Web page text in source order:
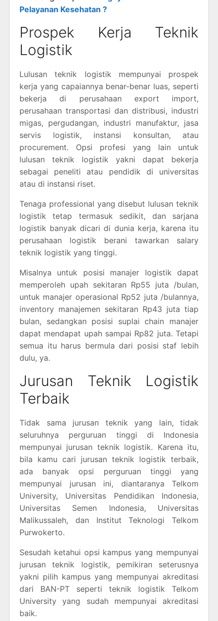
Pelayanan Kesehatan ?
Prospek Kerja Teknik
Logistik
Lulusan teknik logistik mempunyai prospek
kerja yang capaiannya benar-benar luas, seperti
bekerja di perusahaan export import,
perusahaan transportasi dan distribusi, industri
migas, pergudangan, industri manufaktur, jasa
servis logistik, instansi konsultan, atau
procurement. Opsi profesi yang lain untuk
lulusan teknik logistik yakni dapat bekerja
sebagai peneliti atau pendidik di universitas
atau di instansi riset.
Tenaga professional yang disebut lulusan teknik
logistik tetap termasuk sedikit, dan sarjana
logistik banyak dicari di dunia kerja, karena itu
perusahaan logistik berani tawarkan salary
teknik logistik yang tinggi.
Misalnya untuk posisi manajer logistik dapat
memperoleh upah sekitaran Rp55 juta /bulan,
untuk manajer operasional Rp52 juta /bulannya,
inventory manajemen sekitaran Rp43 juta tiap
bulan, sedangkan posisi suplai chain manajer
dapat mendapat upah sampai Rp82 juta. Tetapi
semua itu harus bermula dari posisi staf lebih
dulu, ya.
Jurusan Teknik Logistik
Terbaik
Tidak sama jurusan teknik yang lain, tidak
seluruhnya perguruan tinggi di Indonesia
mempunyai jurusan teknik logistik. Karena itu,
bila kamu cari jurusan teknik logistik terbaik,
ada banyak opsi perguruan tinggi yang
mempunyai jurusan ini, diantaranya Telkom
University, Universitas Pendidikan Indonesia,
Universitas Semen Indonesia, Universitas
Malikussaleh, dan Institut Teknologi Telkom
Purwokerto.
Sesudah ketahui opsi kampus yang mempunyai
jurusan teknik logistik, pemikiran seterusnya
yakni pilih kampus yang mempunyai akreditasi
dari BAN-PT seperti teknik logistik Telkom
University yang sudah mempunyai akreditasi
baik.